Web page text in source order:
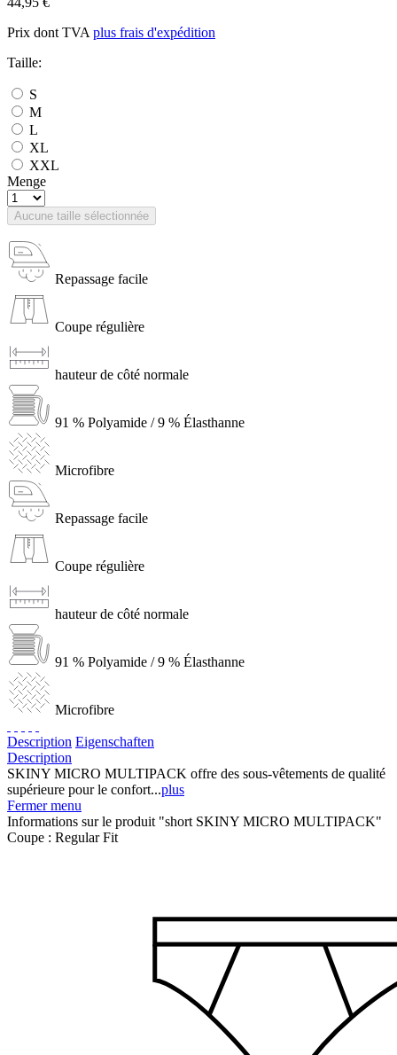
Prix dont TVA plus frais d'expédition
Taille:
S
M
L
XL
XXL
Menge
Aucune taille sélectionnée
Repassage facile
Coupe régulière
hauteur de côté normale
91 % Polyamide / 9 % Élasthanne
Microfibre
Repassage facile
Coupe régulière
hauteur de côté normale
91 % Polyamide / 9 % Élasthanne
Microfibre
Description Eigenschaften
Description
SKINY MICRO MULTIPACK offre des sous-vêtements de qualité
supérieure pour le confort...plus
Fermer menu
Informations sur le produit "short SKINY MICRO MULTIPACK"
Coupe : Regular Fit